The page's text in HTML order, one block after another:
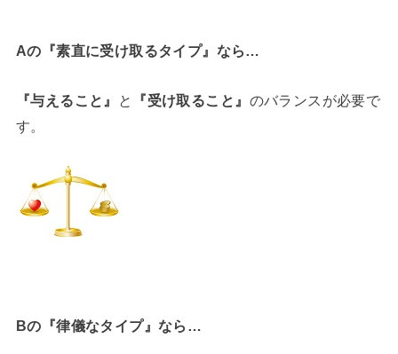
Aの『素直に受け取るタイプ』なら…
『与えること』 と 『受け取ること』 のバランスが必要で
す。
Bの『律儀なタイプ』なら…